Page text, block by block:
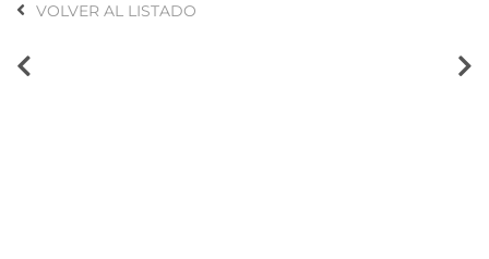
VOLVER AL LISTADO